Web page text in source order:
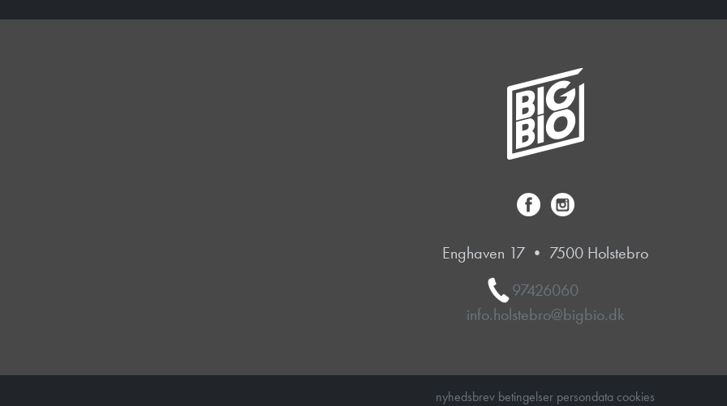
Enghaven 17 • 7500 Holstebro
97426060
info.holstebro@bigbio.dk
nyhedsbrev betingelser persondatacookies